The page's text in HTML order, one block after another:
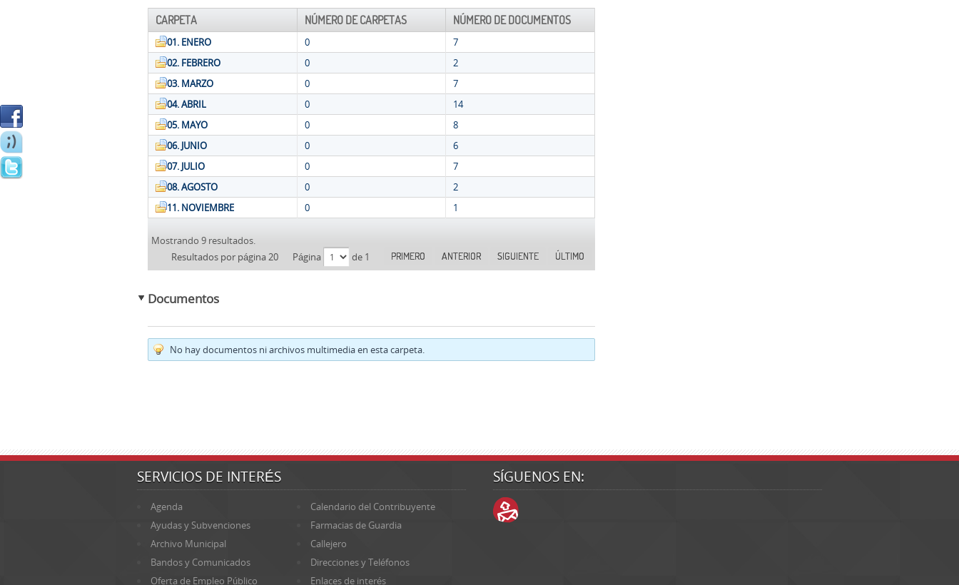
CARPETA NÚMERO DE CARPETAS NÚMERO DE DOCUMENTOS
01. ENERO 0
7
02. FEBRERO
0
2
03. MARZO
0
7
04. ABRIL
0
14
05. MAYO
0
8
06. JUNIO
0
6
07. JULIO
0
7
08. AGOSTO
0
2
11. NOVIEMBRE
0 1
Mostrando 9 resultados.
Resultados por página 20
Página de 1 PRIMERO ANTERIOR SIGUIENTE ÚLTIMO
Documentos
No hay documentos ni archivos multimedia en esta carpeta.
SERVICIOS DE INTERÉS
Agenda
Calendario del Contribuyente
Ayudas y Subvenciones
Farmacias de Guardia
Archivo Municipal
Callejero
Bandos y Comunicados
Direcciones y Teléfonos
Oferta de Empleo Público
Enlaces de interés
SÍGUENOS EN: